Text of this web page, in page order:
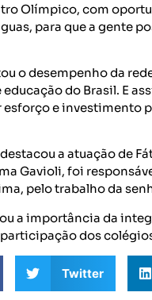
Olímpico, com
para que a gente
o desempenho da
do Brasil. E
e investimento
a atuação de
Gavioli, foi
pelo trabalho da
a importância da
dos
Twitter